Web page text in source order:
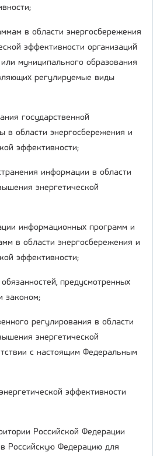
в области энергосбережения
эффективности организаций
муниципального образования
регулируемые виды
государственной
в области энергосбережения и
эффективности;
информации в области
энергетической
информационных программ и
в области энергосбережения и
эффективности;
предусмотренных
законом;
регулирования в области
энергетической
с настоящим Федеральным
эффективности
Российской Федерации
Российскую Федерацию для